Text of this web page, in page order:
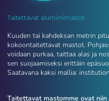
Taitettavat alumiinimastot
Kuuden tai kahdeksan metrin
kokoontaitettavat mastot.
voidaan purkaa, taittaa alas ja
sen suojaamiseksi erittäin
Saatavana kaksi mallia:
Taitettavat mastomme ovat niin